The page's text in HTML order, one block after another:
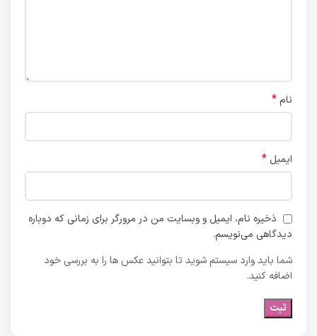
نام *
ایمیل *
ذخیره نام، ایمیل و وبسایت من در مرورگر برای زمانی که دوباره
دیدگاهی می‌نویسم.
شما باید وارد سیستم شوید تا بتوانید عکس ها را به بررسی خود
اضافه کنید.